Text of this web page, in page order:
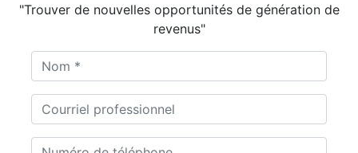
"Trouver de nouvelles opportunités de génération de
revenus"